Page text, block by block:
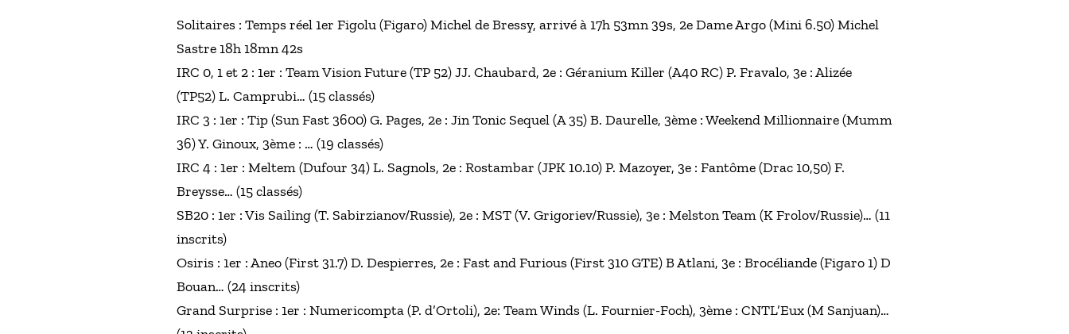
Solitaires : Temps réel 1er Figolu (Figaro) Michel de Bressy, arrivé à 17h 53mn 39s, 2e Dame Argo (Mini 6.50) Michel
Sastre 18h 18mn 42s
IRC 0, 1 et 2 : 1er : Team Vision Future (TP 52) JJ. Chaubard, 2e : Géranium Killer (A40 RC) P. Fravalo, 3e : Alizée
(TP52) L. Camprubi… (15 classés)
IRC 3 : 1er : Tip (Sun Fast 3600) G. Pages, 2e : Jin Tonic Sequel (A 35) B. Daurelle, 3ème : Weekend Millionnaire (Mumm
36) Y. Ginoux, 3ème : … (19 classés)
IRC 4 : 1er : Meltem (Dufour 34) L. Sagnols, 2e : Rostambar (JPK 10.10) P. Mazoyer, 3e : Fantôme (Drac 10,50) F.
Breysse… (15 classés)
SB20 : 1er : Vis Sailing (T. Sabirzianov/Russie), 2e : MST (V. Grigoriev/Russie), 3e : Melston Team (K Frolov/Russie)… (11
inscrits)
Osiris : 1er : Aneo (First 31.7) D. Despierres, 2e : Fast and Furious (First 310 GTE) B Atlani, 3e : Brocéliande (Figaro 1) D
Bouan… (24 inscrits)
Grand Surprise : 1er : Numericompta (P. d’Ortoli), 2e: Team Winds (L. Fournier-Foch), 3ème : CNTL’Eux (M Sanjuan)…